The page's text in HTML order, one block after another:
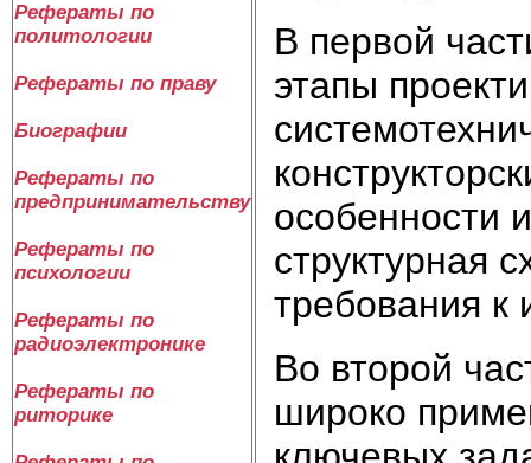
Рефераты по
политологии
Рефераты по праву
Биографии
Рефераты по
предпринимательству
Рефераты по
психологии
Рефераты по
радиоэлектронике
Рефераты по
риторике
В первой
этапы
особенности
структурная
требования к
Во второй
широко